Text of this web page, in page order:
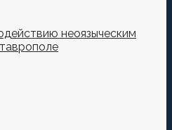
неоязыческим